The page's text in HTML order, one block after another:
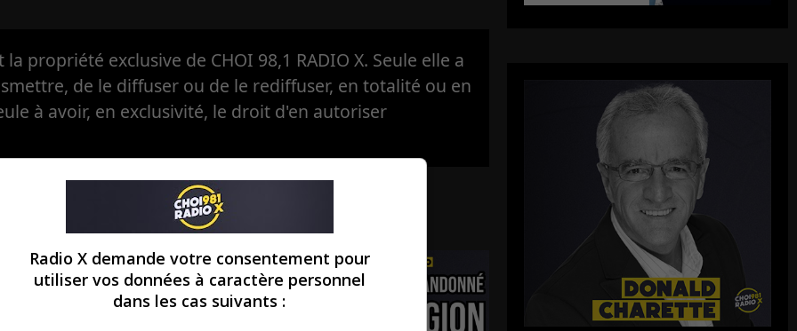
propriété exclusive de CHOI 98,1 RADIO X. Seule elle a
de le diffuser ou de le rediffuser, en totalité ou en
à avoir, en exclusivité, le droit d'en autoriser
Radio X demande votre consentement pour
utiliser vos données à caractère personnel
dans les cas suivants :